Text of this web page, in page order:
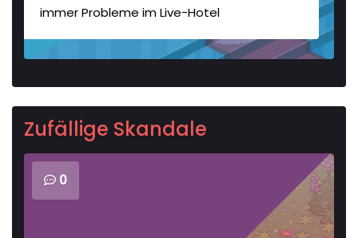
immer Probleme im Live-Hotel
Zufällige Skandale
0